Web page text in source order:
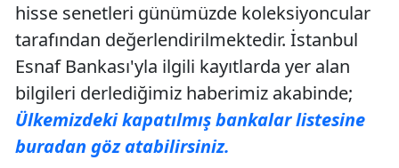
hisse senetleri günümüzde koleksiyoncular
tarafından değerlendirilmektedir. İstanbul
Esnaf Bankası'yla ilgili kayıtlarda yer alan
bilgileri derlediğimiz haberimiz akabinde;
Ülkemizdeki kapatılmış bankalar listesine
buradan göz atabilirsiniz.